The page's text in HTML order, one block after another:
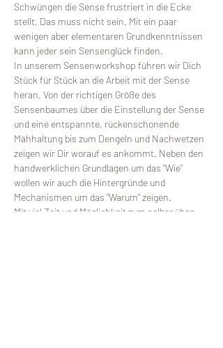
Schwüngen die Sense frustriert in die Ecke
stellt. Das muss nicht sein. Mit ein paar
wenigen aber elementaren Grundkenntnissen
kann jeder sein Sensenglück finden.
In unserem Sensenworkshop führen wir Dich
Stück für Stück an die Arbeit mit der Sense
heran. Von der richtigen Größe des
Sensenbaumes über die Einstellung der Sense
und eine entspannte, rückenschonende
Mähhaltung bis zum Dengeln und Nachwetzen
zeigen wir Dir worauf es ankommt. Neben den
handwerklichen Grundlagen um das "Wie"
wollen wir auch die Hintergründe und
Mechanismen um das "Warum" zeigen.
Mit viel Zeit und Möglichkeit zum selber üben,